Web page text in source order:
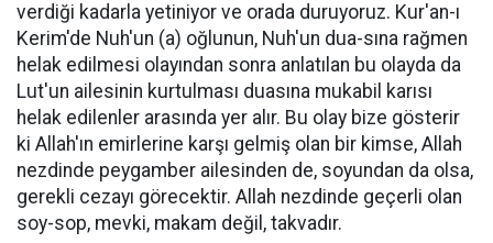
verdiği kadarla yetiniyor ve orada duruyoruz. Kur'an-ı
Kerim'de Nuh'un (a) oğlunun, Nuh'un dua-sına rağmen
helak edilmesi olayından sonra anlatılan bu olayda da
Lut'un ailesinin kurtulması duasına mukabil karısı
helak edilenler arasında yer alır. Bu olay bize gösterir
ki Allah'ın emirlerine karşı gelmiş olan bir kimse, Allah
nezdinde peygamber ailesinden de, soyundan da olsa,
gerekli cezayı görecektir. Allah nezdinde geçerli olan
soy-sop, mevki, makam değil, takvadır.